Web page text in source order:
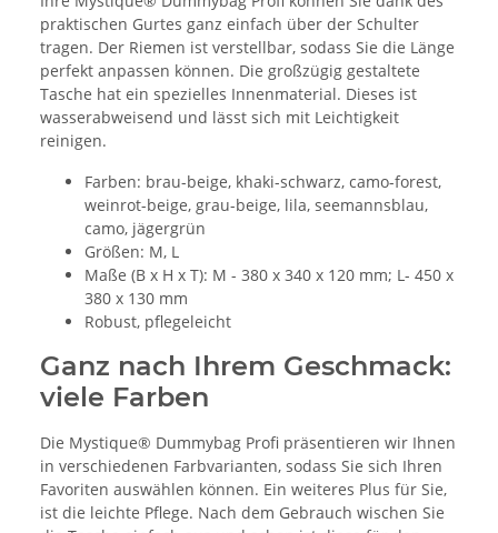
praktischen Gurtes ganz einfach über der Schulter
tragen. Der Riemen ist verstellbar, sodass Sie die Länge
perfekt anpassen können. Die großzügig gestaltete
Tasche hat ein spezielles Innenmaterial. Dieses ist
wasserabweisend und lässt sich mit Leichtigkeit
reinigen.
Farben: brau-beige, khaki-schwarz, camo-forest,
weinrot-beige, grau-beige, lila, seemannsblau,
camo, jägergrün
Größen: M, L
Maße (B x H x T): M - 380 x 340 x 120 mm; L- 450 x
380 x 130 mm
Robust, pflegeleicht
Ganz nach Ihrem Geschmack:
viele Farben
Die Mystique® Dummybag Profi präsentieren wir Ihnen
in verschiedenen Farbvarianten, sodass Sie sich Ihren
Favoriten auswählen können. Ein weiteres Plus für Sie,
ist die leichte Pflege. Nach dem Gebrauch wischen Sie